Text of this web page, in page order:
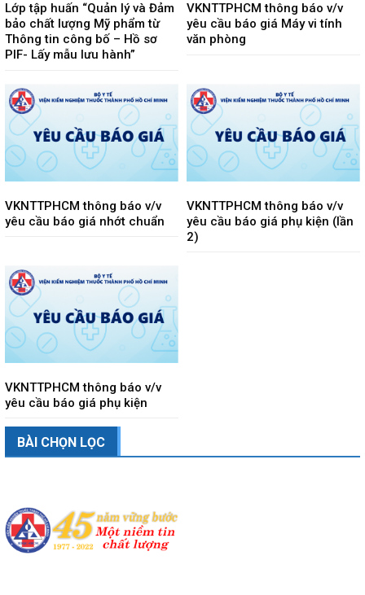
Lớp tập huấn “Quản lý và Đảm
bảo chất lượng Mỹ phẩm từ
Thông tin công bố – Hồ sơ
PIF- Lấy mẫu lưu hành”
VKNTTPHCM thông báo v/v
yêu cầu báo giá Máy vi tính
văn phòng
VKNTTPHCM thông báo v/v
yêu cầu báo giá nhớt chuẩn
VKNTTPHCM thông báo v/v
yêu cầu báo giá phụ kiện (lần
2)
VKNTTPHCM thông báo v/v
yêu cầu báo giá phụ kiện
BÀI CHỌN LỌC